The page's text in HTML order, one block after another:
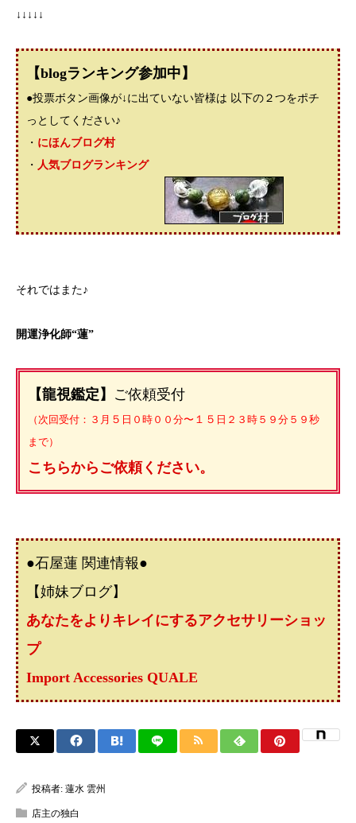
↓↓↓↓↓
【blogランキング参加中】
●投票ボタン画像が↓に出ていない皆様は 以下の２つをポチ
っとしてください♪
・ にほんブログ村
・ 人気ブログランキング
それではまた♪
開運浄化師“蓮”
【龍視鑑定】 ご依頼受付
（次回受付：３月 ５ 日０時００分〜 １５ 日２３時５９分５９秒
まで）
こちらからご依頼ください。
●石屋蓮 関連情報●
【姉妹ブログ】
あなたをよりキレイにするアクセサリーショッ
プ
Import Accessories QUALE
投稿者: 蓮水 雲州
店主の独白